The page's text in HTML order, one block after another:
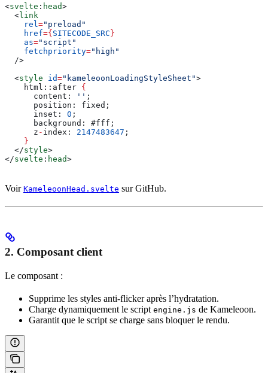
<svelte : head>
  <
link
    rel
="preload"
    href
={ SITECODE_SRC }
    as
="script"
    fetchpriority
="high"
  />
  <
style id="kameleoonLoadingStyleSheet">
    html::after
{
      content
: '' ;
      position
: fixed ;
      inset
: 0 ;
      background
: #fff ;
      z
- index : 2147483647 ;
    }
  </
style>
</svelte : head>
Voir KameleoonHead.svelte sur GitHub.
2. Composant client
Le composant :
Supprime les styles anti-flicker après l’hydratation.
Charge dynamiquement le script engine.js de Kameleoon.
Garantit que le script se charge sans bloquer le rendu.